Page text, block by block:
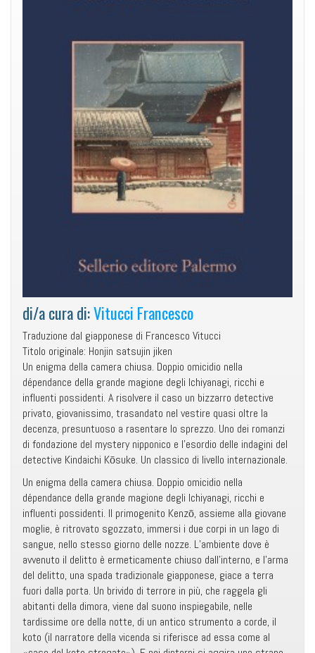
di/a cura di:Vitucci Francesco
Traduzione dal giapponese di Francesco Vitucci
Titolo originale: Honjin satsujin jiken
Un enigma della camera chiusa. Doppio omicidio nella
dépendance della grande magione degli Ichiyanagi, ricchi e
influenti possidenti. A risolvere il caso un bizzarro detective
privato, giovanissimo, trasandato nel vestire quasi oltre la
decenza, presuntuoso a rasentare lo sprezzo. Uno dei romanzi
di fondazione del mystery nipponico e l’esordio delle indagini del
detective Kindaichi Kōsuke. Un classico di livello internazionale.
Un enigma della camera chiusa. Doppio omicidio nella
dépendance della grande magione degli Ichiyanagi, ricchi e
influenti possidenti. Il primogenito Kenzō, assieme alla giovane
moglie, è ritrovato sgozzato, immersi i due corpi in un lago di
sangue, nello stesso giorno delle nozze. L’ambiente dove è
avvenuto il delitto è ermeticamente chiuso dall’interno, e l’arma
del delitto, una spada tradizionale giapponese, giace a terra
fuori dalla porta. Un brivido di terrore in più, che raggela gli
abitanti della dimora, viene dal suono inspiegabile, nelle
tardissime ore della notte, di un antico strumento a corde, il
koto (il narratore della vicenda si riferisce ad essa come al